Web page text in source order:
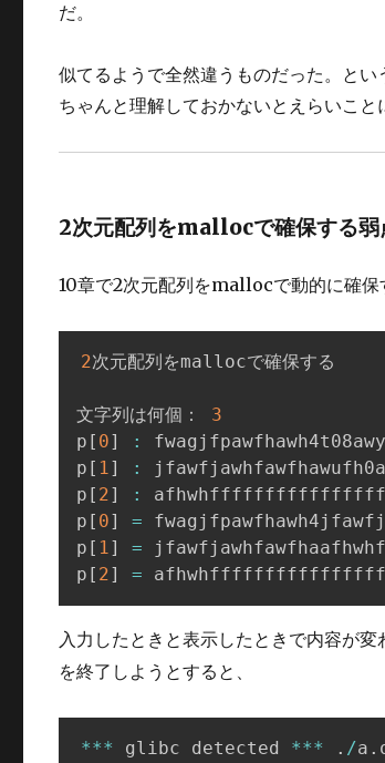
だ。
似てるようで全然違うものだった。とい
ちゃんと理解しておかないとえらいこと
2次元配列をmallocで確保する弱
10章で2次元配列をmallocで動的に確保
2次元配列をmallocで確保する
文字列は何個： 3
p [ 0] :
p [ 1] :
p [ 2] :
p [ 0] =
p [ 1] =
p [ 2] =
入力したときと表示したときで内容が変
を終了しようとすると、
*** glibc detected *** . /a .